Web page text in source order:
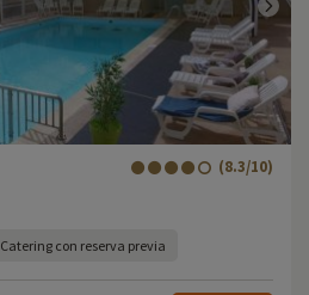
(8.3/10)
Catering con reserva previa